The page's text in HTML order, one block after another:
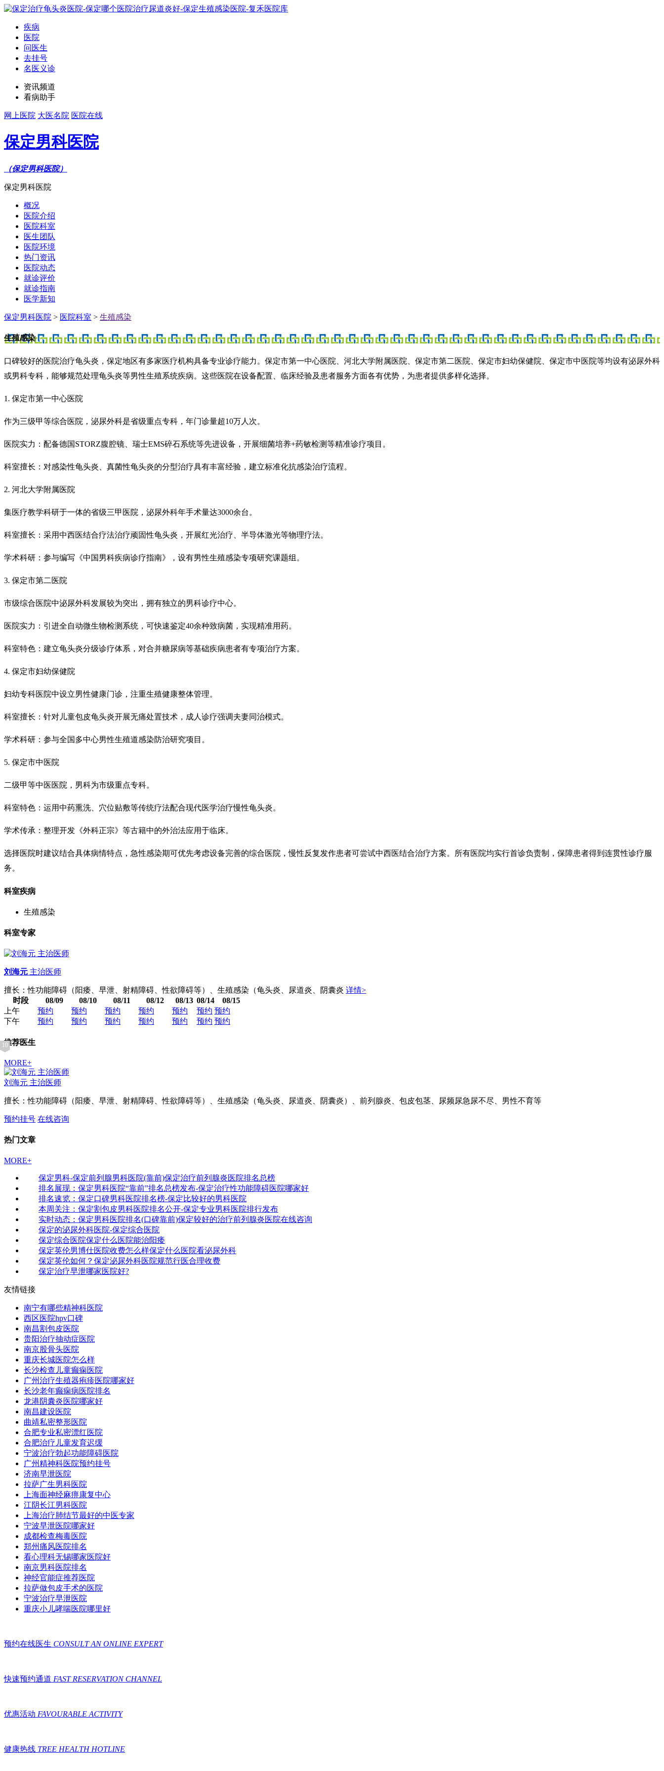
疾病
医院
问医生
去挂号
名医义诊
资讯频道
看病助手
网上医院 大医名院 医院在线
保定男科医院
（保定男科医院）
保定男科医院
概况
医院介绍
医院科室
医生团队
医院环境
热门资讯
医院动态
就诊评价
就诊指南
医学新知
保定男科医院 > 医院科室 > 生殖感染
生殖感染
口碑较好的医院治疗龟头炎，保定地区有多家医疗机构具备专业诊疗能力。保定市第一中心医院、河北大学附属医院、保定市第二医院、保定市妇幼保健院、保定市中医院等均设有泌尿外科
或男科专科，能够规范处理龟头炎等男性生殖系统疾病。这些医院在设备配置、临床经验及患者服务方面各有优势，为患者提供多样化选择。
1. 保定市第一中心医院
作为三级甲等综合医院，泌尿外科是省级重点专科，年门诊量超10万人次。
医院实力：配备德国STORZ腹腔镜、瑞士EMS碎石系统等先进设备，开展细菌培养+药敏检测等精准诊疗项目。
科室擅长：对感染性龟头炎、真菌性龟头炎的分型治疗具有丰富经验，建立标准化抗感染治疗流程。
2. 河北大学附属医院
集医疗教学科研于一体的省级三甲医院，泌尿外科年手术量达3000余台。
科室擅长：采用中西医结合疗法治疗顽固性龟头炎，开展红光治疗、半导体激光等物理疗法。
学术科研：参与编写《中国男科疾病诊疗指南》，设有男性生殖感染专项研究课题组。
3. 保定市第二医院
市级综合医院中泌尿外科发展较为突出，拥有独立的男科诊疗中心。
医院实力：引进全自动微生物检测系统，可快速鉴定40余种致病菌，实现精准用药。
科室特色：建立龟头炎分级诊疗体系，对合并糖尿病等基础疾病患者有专项治疗方案。
4. 保定市妇幼保健院
妇幼专科医院中设立男性健康门诊，注重生殖健康整体管理。
科室擅长：针对儿童包皮龟头炎开展无痛处置技术，成人诊疗强调夫妻同治模式。
学术科研：参与全国多中心男性生殖道感染防治研究项目。
5. 保定市中医院
二级甲等中医医院，男科为市级重点专科。
科室特色：运用中药熏洗、穴位贴敷等传统疗法配合现代医学治疗慢性龟头炎。
学术传承：整理开发《外科正宗》等古籍中的外治法应用于临床。
选择医院时建议结合具体病情特点，急性感染期可优先考虑设备完善的综合医院，慢性反复发作患者可尝试中西医结合治疗方案。所有医院均实行首诊负责制，保障患者得到连贯性诊疗服
务。
科室疾病
生殖感染
科室专家
刘海元 主治医师
擅长：性功能障碍（阳痿、早泄、射精障碍、性欲障碍等）、生殖感染（龟头炎、尿道炎、阴囊炎 详情>
时段
08/09 08/10 08/11 08/12 08/13 08/14
08/15
上午
预约 预约 预约 预约 预约 预约 预约
下午
预约 预约 预约 预约 预约 预约 预约
推荐医生
MORE+
刘海元 主治医师
擅长：性功能障碍（阳痿、早泄、射精障碍、性欲障碍等）、生殖感染（龟头炎、尿道炎、阴囊炎）、前列腺炎、包皮包茎、尿频尿急尿不尽、男性不育等
预约挂号 在线咨询
热门文章
MORE+
1
保定男科-保定前列腺男科医院(靠前)保定治疗前列腺炎医院排名总榜
2
排名展现：保定男科医院“靠前”排名总榜发布-保定治疗性功能障碍医院哪家好
3
排名速览：保定口碑男科医院排名榜-保定比较好的男科医院
4
本周关注：保定割包皮男科医院排名公开-保定专业男科医院排行发布
5
实时动态：保定男科医院排名(口碑靠前)保定较好的治疗前列腺炎医院在线咨询
6
保定的泌尿外科医院-保定综合医院
7
保定综合医院保定什么医院能治阳痿
8
保定英伦男博仕医院收费怎么样保定什么医院看泌尿外科
9
保定英伦如何？保定泌尿外科医院规范行医合理收费
10
保定治疗早泄哪家医院好?
友情链接
南宁有哪些精神科医院
西区医院hpv口碑
南昌割包皮医院
贵阳治疗抽动症医院
南京股骨头医院
重庆长城医院怎么样
长沙检查儿童癫痫医院
广州治疗生殖器疱疹医院哪家好
长沙老年癫痫病医院排名
龙港阴囊炎医院哪家好
南昌建设医院
曲靖私密整形医院
合肥专业私密漂红医院
合肥治疗儿童发育迟缓
宁波治疗勃起功能障碍医院
广州精神科医院预约挂号
济南早泄医院
拉萨广生男科医院
上海面神经麻痹康复中心
江阴长江男科医院
上海治疗肺结节最好的中医专家
宁波早泄医院哪家好
成都检查梅毒医院
郑州痛风医院排名
看心理科无锡哪家医院好
南京男科医院排名
神经官能症推荐医院
拉萨做包皮手术的医院
宁波治疗早泄医院
重庆小儿哮喘医院哪里好
预约在线医生 CONSULT AN ONLINE EXPERT
快速预约通道 FAST RESERVATION CHANNEL
优惠活动 FAVOURABLE ACTIVITY
健康热线 TREE HEALTH HOTLINE